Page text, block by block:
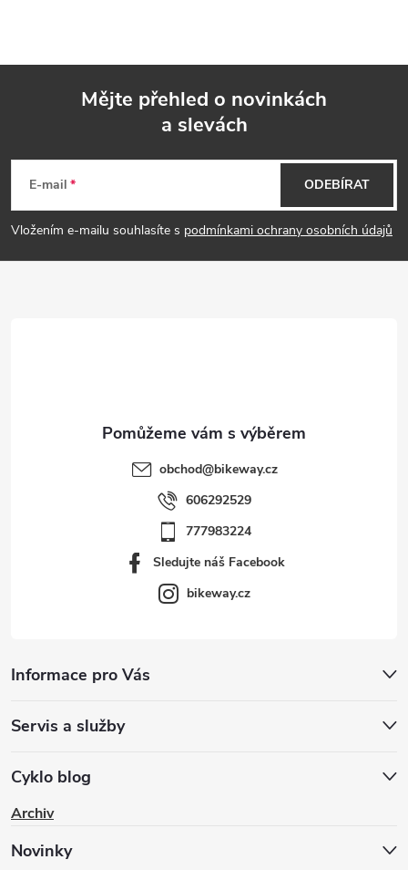
s
p
Mějte přehled o novinkách
a slevách
E-mail
Vložením e-mailu souhlasíte s podmínkami ochrany osobních údajů
ODEBÍRAT
obchod@bikeway.cz
606292529
777983224
Sledujte náš Facebook
bikeway.cz
Informace pro Vás
Servis a služby
Cyklo blog
Archiv
Novinky